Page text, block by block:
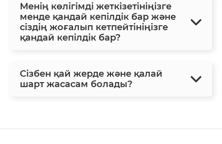
Менің көлігімді жеткізетініңізге
менде қандай кепілдік бар және
сіздің жоғалып кетпейтініңізге
қандай кепілдік бар?
Сізбен қай жерде және қалай
шарт жасасам болады?